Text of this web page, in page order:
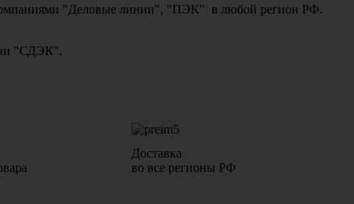
компаниями "Деловые линии", "ПЭК" в любой регион РФ.
"СДЭК".
Доставка
во все регионы РФ